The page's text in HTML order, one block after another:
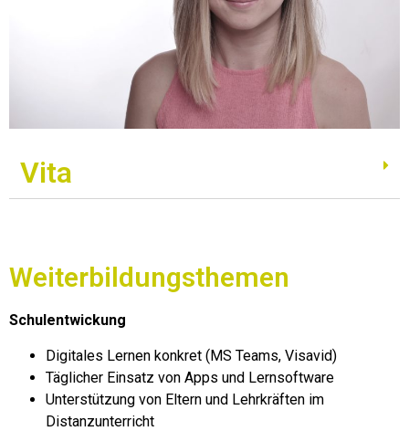
Vita​
Weiterbildungsthemen
Schulentwickung
Digitales Lernen konkret (MS Teams, Visavid)
Täglicher Einsatz von Apps und Lernsoftware
Unterstützung von Eltern und Lehrkräften im
Distanzunterricht